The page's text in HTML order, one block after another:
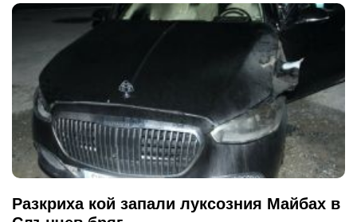
Разкриха кой запали луксозния Майбах в